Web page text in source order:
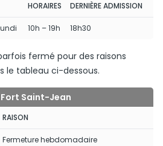
HORAIRES DERNIÈRE ADMISSION
10h – 19h 18h30
fermé pour des raisons
le tableau ci-dessous.
Saint-Jean
RAISON
Fermeture hebdomadaire